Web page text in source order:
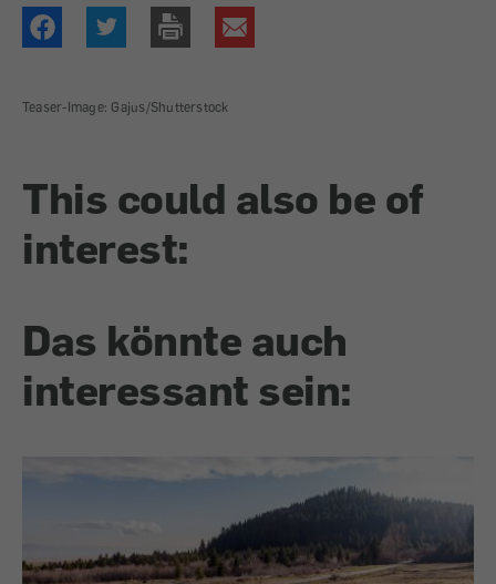
Teaser-Image: Gajus/Shutterstock
This could also be of
interest:
Das könnte auch
interessant sein: